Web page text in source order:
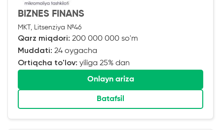
BIZNES FINANS
MKT, Litsenziya №46
Qarz miqdori: 200 000 000 so'm
Muddati: 24 oygacha
Ortiqcha to'lov: yiliga 25% dan
Onlayn ariza
Batafsil